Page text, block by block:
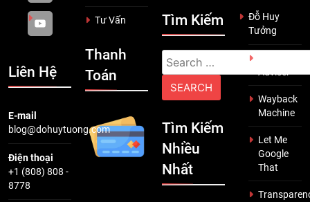
Liên Hệ
E-mail
blog@dohuytuong.com
Điện thoại
+1 (808) 808 -
8778
Tư Vấn
Thanh
Toán
Tìm Kiếm
Search
for:
Tìm Kiếm
Nhiều
Nhất
Đỗ Huy
Tưởng
Adviser
Wayback
Machine
Let Me
Google
That